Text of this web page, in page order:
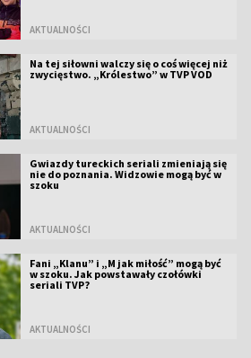
AKTUALNOŚCI
Na tej siłowni walczy się o coś więcej niż
zwycięstwo. „Królestwo” w TVP VOD
AKTUALNOŚCI
Gwiazdy tureckich seriali zmieniają się
nie do poznania. Widzowie mogą być w
szoku
AKTUALNOŚCI
Fani „Klanu” i „M jak miłość” mogą być
w szoku. Jak powstawały czołówki
seriali TVP?
AKTUALNOŚCI